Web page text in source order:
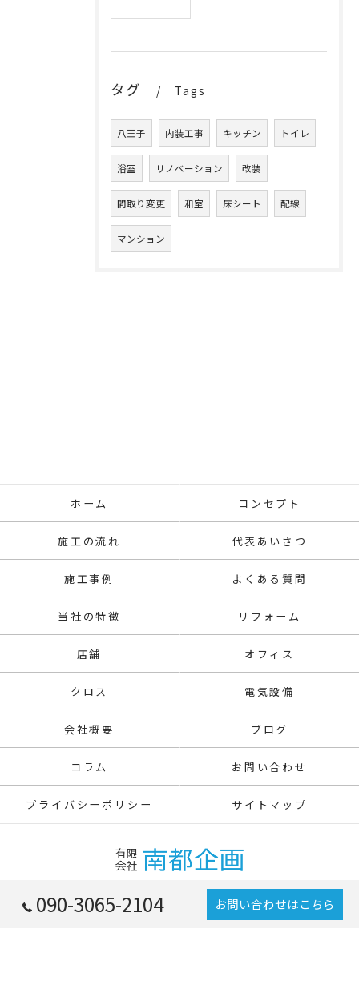
タグ Tags
八王子 内装工事 キッチン トイレ
浴室 リノベーション 改装
間取り変更 和室 床シート 配線
マンション
090-3065-2104 お問い合わせはこちら
ホーム コンセプト
施工の流れ 代表あいさつ
施工事例 よくある質問
当社の特徴 リフォーム
店舗 オフィス
クロス 電気設備
会社概要 ブログ
コラム お問い合わせ
プライバシーポリシー サイトマップ
© 2026 東京都八王子の内装工事なら有限会社南都企画 ALL RIGHTS RESERVED.